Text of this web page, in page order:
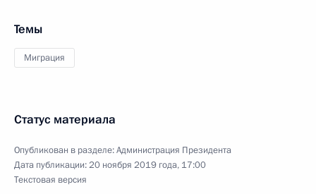
Темы
Миграция
Статус материала
Опубликован в разделе:Администрация Президента
Дата публикации:20 ноября 2019 года, 17:00
Текстовая версия